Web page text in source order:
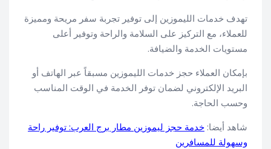
تهدف خدمات الليموزين إلى توفير تجربة سفر مريحة ومميزة
للعملاء، مع التركيز على السلامة والراحة وتوفير أعلى
مستويات الخدمة والضيافة.
بإمكان العملاء حجز خدمات الليموزين مسبقاً عبر الهاتف أو
البريد الإلكتروني لضمان توفر الخدمة في الوقت المناسب
وحسب الحاجة.
شاهد أيضا: خدمة حجز ليموزين مطار برج العرب: توفير راحة
وسهولة للمسافرين